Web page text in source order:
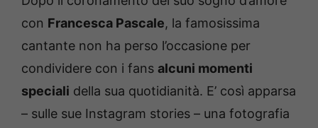
con Francesca Pascale, la famosissima
cantante non ha perso l’occasione per
condividere con i fans alcuni momenti
speciali della sua quotidianità. E’ così apparsa
– sulle sue Instagram stories – una fotografia